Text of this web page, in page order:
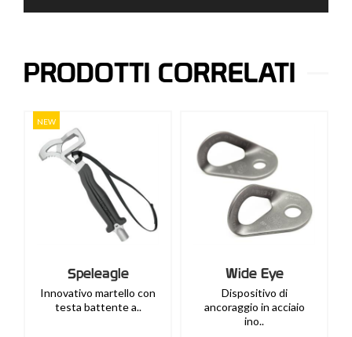
PRODOTTI CORRELATI
NEW
Speleagle
Innovativo martello con
testa battente a..
Wide Eye
Dispositivo di
ancoraggio in acciaio
ino..